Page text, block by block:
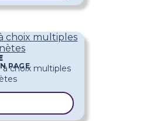
choix multiples
PAGE